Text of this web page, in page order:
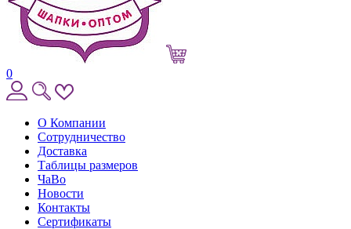
0
О Компании
Сотрудничество
Доставка
Таблицы размеров
ЧаВо
Новости
Контакты
Сертификаты